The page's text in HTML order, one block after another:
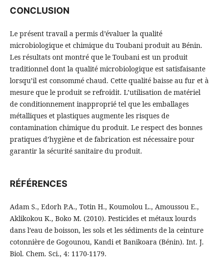
CONCLUSION
Le présent travail a permis d’évaluer la qualité
microbiologique et chimique du Toubani produit au Bénin.
Les résultats ont montré que le Toubani est un produit
traditionnel dont la qualité microbiologique est satisfaisante
lorsqu’il est consommé chaud. Cette qualité baisse au fur et à
mesure que le produit se refroidit. L’utilisation de matériel
de conditionnement inapproprié tel que les emballages
métalliques et plastiques augmente les risques de
contamination chimique du produit. Le respect des bonnes
pratiques d’hygiène et de fabrication est nécessaire pour
garantir la sécurité sanitaire du produit.
RÉFÉRENCES
Adam S., Edorh P.A., Totin H., Koumolou L., Amoussou E.,
Aklikokou K., Boko M. (2010). Pesticides et métaux lourds
dans l’eau de boisson, les sols et les sédiments de la ceinture
cotonnière de Gogounou, Kandi et Banikoara (Bénin). Int. J.
Biol. Chem. Sci., 4: 1170-1179.